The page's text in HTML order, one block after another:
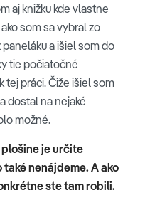
aj knižku kde vlastne
som sa vybral zo
a išiel som do
tie počiatočné
tej práci. Čiže išiel som
dostal na nejaké
možné.
je určite
nenájdeme. A ako
ste tam robili.